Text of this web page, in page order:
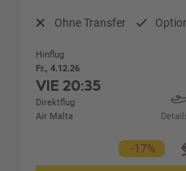
Ohne Transfer
Hinflug
Fr., 4.12.26
VIE 20:35
Direktflug
Air Malta
-17%